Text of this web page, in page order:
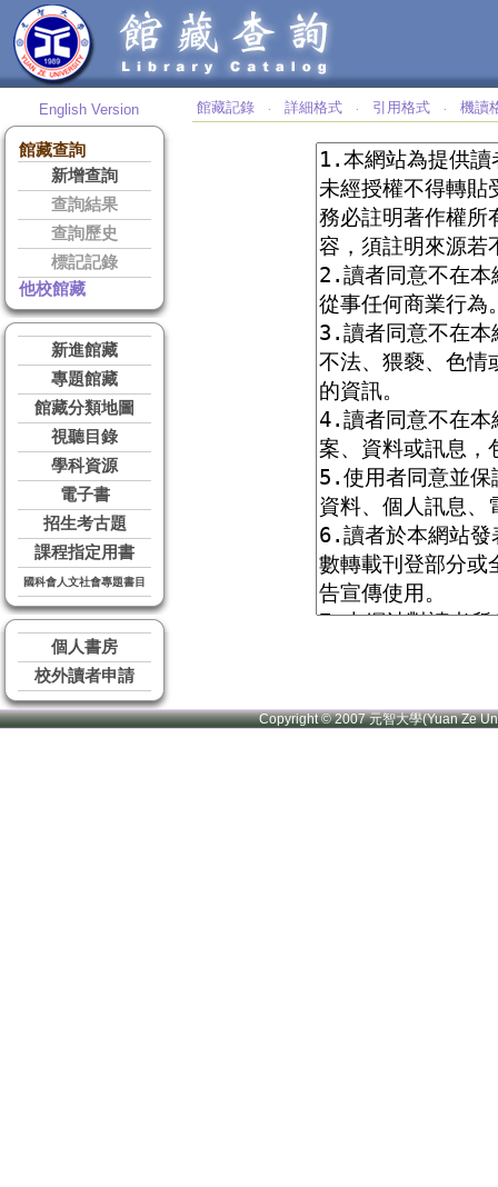
English Version
館藏查詢
新增查詢
查詢結果
查詢歷史
標記記錄
他校館藏
新進館藏
專題館藏
館藏分類地圖
視聽目錄
學科資源
電子書
招生考古題
課程指定用書
國科會人文社會專題書目
個人書房
校外讀者申請
館藏記錄 ‧ 詳細格式 ‧ 引用格式 ‧ 機讀
Copyright © 2007 元智大學(Yuan Ze